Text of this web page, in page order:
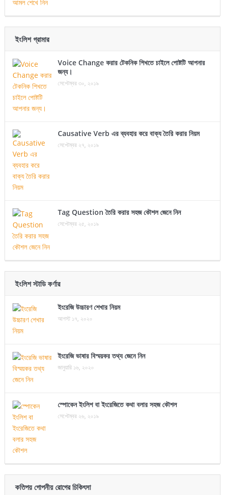
ইংলিশ গ্রামার
Voice Change করার টেকনিক শিখতে চাইলে পোষ্টটি আপনার
জন্য।
সেপ্টেম্বর ৩০, ২০১৯
Causative Verb এর ব্যবহার করে বাক্য তৈরি করার নিয়ম
সেপ্টেম্বর ২৭, ২০১৯
Tag Question তৈরি করার সহজ কৌশল জেনে নিন
সেপ্টেম্বর ২৫, ২০১৯
ইংলিশ স্টাডি কর্ণার
ইংরেজি উচ্চারণ শেখার নিয়ম
আগস্ট ১৭, ২০২০
ইংরেজি ভাষার বিস্ময়কর তথ্য জেনে নিন
জানুয়ারি ১৬, ২০২০
স্পোকেন ইংলিশ বা ইংরেজিতে কথা বলার সহজ কৌশল
সেপ্টেম্বর ২৬, ২০১৯
কতিপয় গোপনীয় রোগের চিকিৎসা